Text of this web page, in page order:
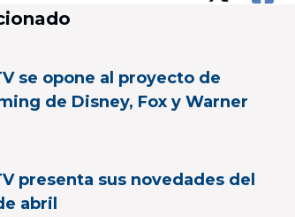
se opone al proyecto de
de Disney, Fox y Warner
presenta sus novedades del
abril